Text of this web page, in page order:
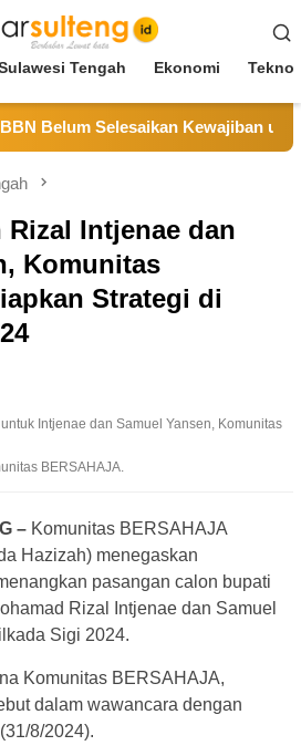
Tengah Ekonomi
Selesaikan Kewajiban untuk
Intjenae dan
Komunitas
Strategi di
BERSAHAJA.
– Komunitas BERSAHAJA
Hazizah) menegaskan
pasangan calon bupati
Rizal Intjenae dan Samuel
Sigi 2024.
Komunitas BERSAHAJA,
dalam wawancara dengan
8/2024).